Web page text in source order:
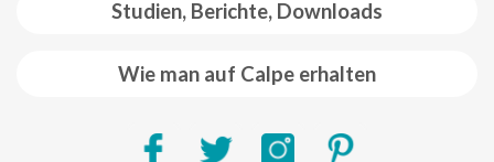
Studien, Berichte, Downloads
Wie man auf Calpe erhalten